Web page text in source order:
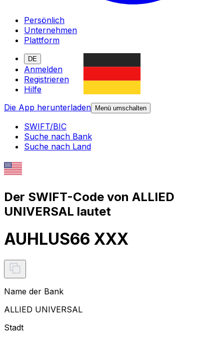
Persönlich
Unternehmen
Plattform
DE
Anmelden
Registrieren
Hilfe
Die App herunterladen
Menü umschalten
SWIFT/BIC
Suche nach Bank
Suche nach Land
Der SWIFT-Code von ALLIED
UNIVERSAL lautet
AUHLUS66 XXX
Name der Bank
ALLIED UNIVERSAL
Stadt